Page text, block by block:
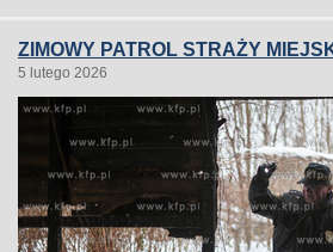
ZIMOWY PATROL STRAŻY
5 lutego 2026